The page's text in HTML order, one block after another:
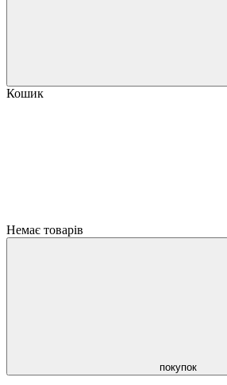
Кошик
Немає товарів
покупок